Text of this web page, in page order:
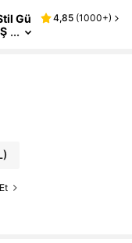
Gü
4,85 (1000+)